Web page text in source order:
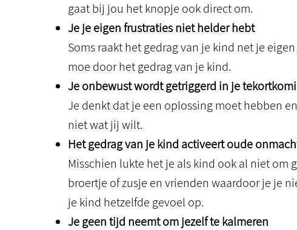
gaat bij jou het knopje ook direct om.
Je je eigen frustraties niet helder hebt
Soms raakt het gedrag van je kind net je
moe door het gedrag van je kind.
Je onbewust wordt getriggerd in je
Je denkt dat je een oplossing moet hebben
niet wat jij wilt.
Het gedrag van je kind activeert oude
Misschien lukte het je als kind ook al niet om
broertje of zusje en vrienden waardoor je je
je kind hetzelfde gevoel op.
Je geen tijd neemt om jezelf te kalmeren